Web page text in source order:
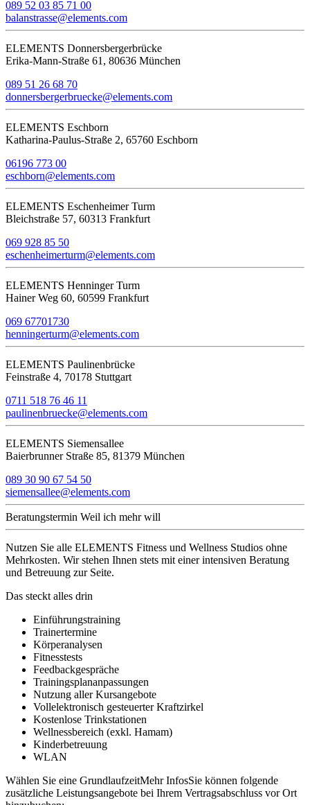
089 52 03 85 71 00
balanstrasse@elements.com
ELEMENTS Donnersbergerbrücke
Erika-Mann-Straße 61, 80636 München
089 51 26 68 70
donnersbergerbruecke@elements.com
ELEMENTS Eschborn
Katharina-Paulus-Straße 2, 65760 Eschborn
06196 773 00
eschborn@elements.com
ELEMENTS Eschenheimer Turm
Bleichstraße 57, 60313 Frankfurt
069 928 85 50
eschenheimerturm@elements.com
ELEMENTS Henninger Turm
Hainer Weg 60, 60599 Frankfurt
069 67701730
henningerturm@elements.com
ELEMENTS Paulinenbrücke
Feinstraße 4, 70178 Stuttgart
0711 518 76 46 11
paulinenbruecke@elements.com
ELEMENTS Siemensallee
Baierbrunner Straße 85, 81379 München
089 30 90 67 54 50
siemensallee@elements.com
Beratungstermin Weil ich mehr will
Nutzen Sie alle ELEMENTS Fitness und Wellness Studios ohne
Mehrkosten. Wir stehen Ihnen stets mit einer intensiven Beratung
und Betreuung zur Seite.
Das steckt alles drin
Einführungstraining
Trainertermine
Körperanalysen
Fitnesstests
Feedbackgespräche
Trainingsplananpassungen
Nutzung aller Kursangebote
Vollelektronisch gesteuerter Kraftzirkel
Kostenlose Trinkstationen
Wellnessbereich (exkl. Hamam)
Kinderbetreuung
WLAN
Wählen Sie eine GrundlaufzeitMehr InfosSie können folgende
zusätzliche Leistungsangebote bei Ihrem Vertragsabschluss vor Ort